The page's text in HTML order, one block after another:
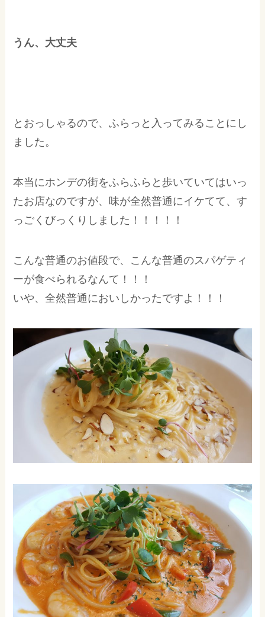
うん、大丈夫
とおっしゃるので、ふらっと入ってみることにし
ました。
本当にホンデの街をふらふらと歩いていてはいっ
たお店なのですが、味が全然普通にイケてて、す
っごくびっくりしました！！！！！
こんな普通のお値段で、こんな普通のスパゲティ
ーが食べられるなんて！！！
いや、全然普通においしかったですよ！！！